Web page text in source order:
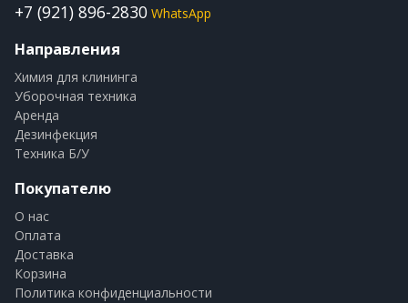
+7 (921) 896-2830 WhatsApp
Направления
Химия для клининга
Уборочная техника
Аренда
Дезинфекция
Техника Б/У
Покупателю
О нас
Оплата
Доставка
Корзина
Политика конфиденциальности